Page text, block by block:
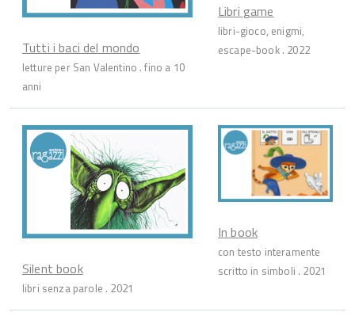
Tutti i baci del mondo
letture per San Valentino . fino a 10
anni
Libri game
libri-gioco, enigmi,
escape-book . 2022
Silent book
libri senza parole . 2021
In book
con testo interamente
scritto in simboli . 2021